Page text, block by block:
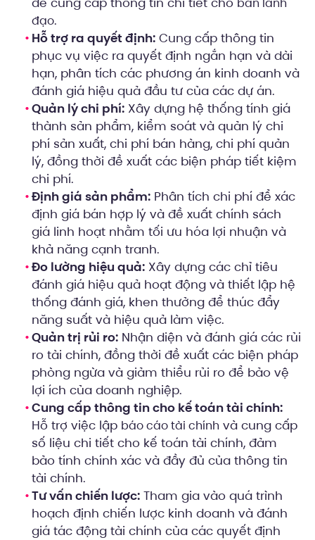
đạo.
Hỗ trợ ra quyết định: Cung cấp thông tin
phục vụ việc ra quyết định ngắn hạn và dài
hạn, phân tích các phương án kinh doanh và
đánh giá hiệu quả đầu tư của các dự án.
Quản lý chi phí: Xây dựng hệ thống tính giá
thành sản phẩm, kiểm soát và quản lý chi
phí sản xuất, chi phí bán hàng, chi phí quản
lý, đồng thời đề xuất các biện pháp tiết kiệm
chi phí.
Định giá sản phẩm: Phân tích chi phí để xác
định giá bán hợp lý và đề xuất chính sách
giá linh hoạt nhằm tối ưu hóa lợi nhuận và
khả năng cạnh tranh.
Đo lường hiệu quả: Xây dựng các chỉ tiêu
đánh giá hiệu quả hoạt động và thiết lập hệ
thống đánh giá, khen thưởng để thúc đẩy
năng suất và hiệu quả làm việc.
Quản trị rủi ro: Nhận diện và đánh giá các rủi
ro tài chính, đồng thời đề xuất các biện pháp
phòng ngừa và giảm thiểu rủi ro để bảo vệ
lợi ích của doanh nghiệp.
Cung cấp thông tin cho kế toán tài chính:
Hỗ trợ việc lập báo cáo tài chính và cung cấp
số liệu chi tiết cho kế toán tài chính, đảm
bảo tính chính xác và đầy đủ của thông tin
tài chính.
Tư vấn chiến lược: Tham gia vào quá trình
hoạch định chiến lược kinh doanh và đánh
giá tác động tài chính của các quyết định